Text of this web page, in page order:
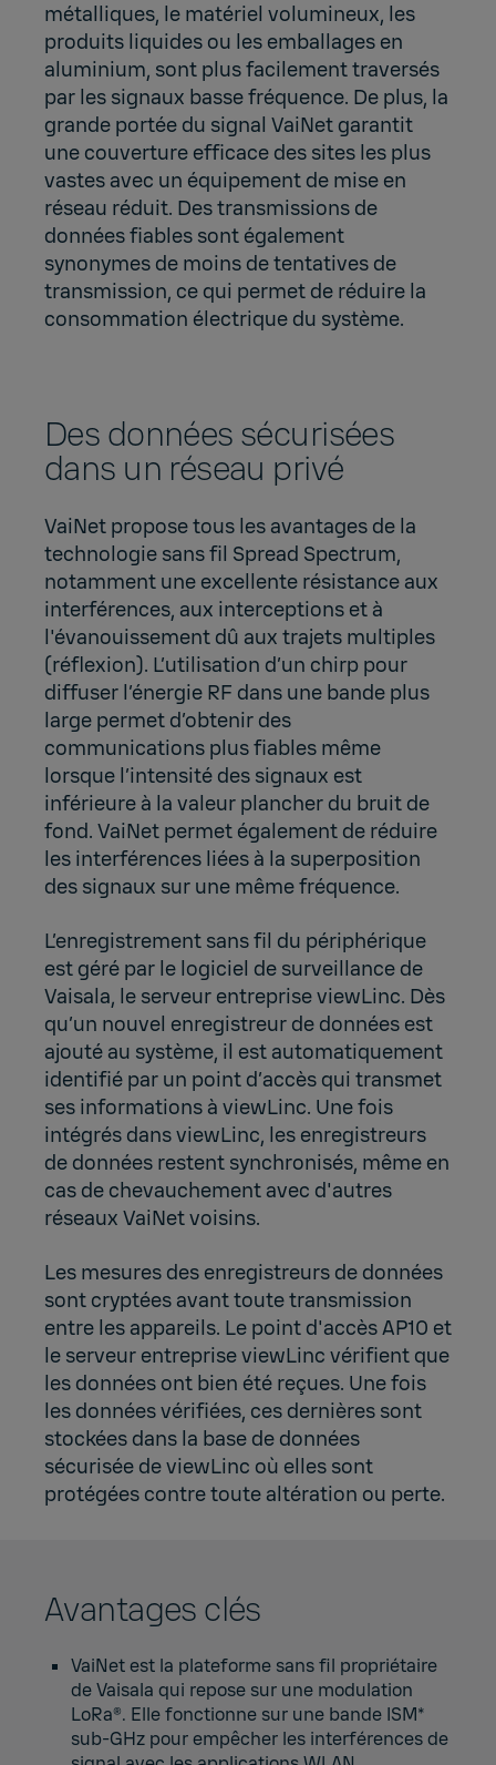
métalliques, le matériel volumineux, les
produits liquides ou les emballages en
aluminium, sont plus facilement traversés
par les signaux basse fréquence. De plus, la
grande portée du signal VaiNet garantit
une couverture efficace des sites les plus
vastes avec un équipement de mise en
réseau réduit. Des transmissions de
données fiables sont également
synonymes de moins de tentatives de
transmission, ce qui permet de réduire la
consommation électrique du système.
Des données sécurisées
dans un réseau privé
VaiNet propose tous les avantages de la
technologie sans fil Spread Spectrum,
notamment une excellente résistance aux
interférences, aux interceptions et à
l'évanouissement dû aux trajets multiples
(réflexion). L’utilisation d’un chirp pour
diffuser l’énergie RF dans une bande plus
large permet d’obtenir des
communications plus fiables même
lorsque l’intensité des signaux est
inférieure à la valeur plancher du bruit de
fond. VaiNet permet également de réduire
les interférences liées à la superposition
des signaux sur une même fréquence.
L’enregistrement sans fil du périphérique
est géré par le logiciel de surveillance de
Vaisala, le serveur entreprise viewLinc. Dès
qu’un nouvel enregistreur de données est
ajouté au système, il est automatiquement
identifié par un point d’accès qui transmet
ses informations à viewLinc. Une fois
intégrés dans viewLinc, les enregistreurs
de données restent synchronisés, même en
cas de chevauchement avec d'autres
réseaux VaiNet voisins.
Les mesures des enregistreurs de données
sont cryptées avant toute transmission
entre les appareils. Le point d'accès AP10 et
le serveur entreprise viewLinc vérifient que
les données ont bien été reçues. Une fois
les données vérifiées, ces dernières sont
stockées dans la base de données
sécurisée de viewLinc où elles sont
protégées contre toute altération ou perte.
Avantages clés
VaiNet est la plateforme sans fil propriétaire
de Vaisala qui repose sur une modulation
LoRa®. Elle fonctionne sur une bande ISM*
sub-GHz pour empêcher les interférences de